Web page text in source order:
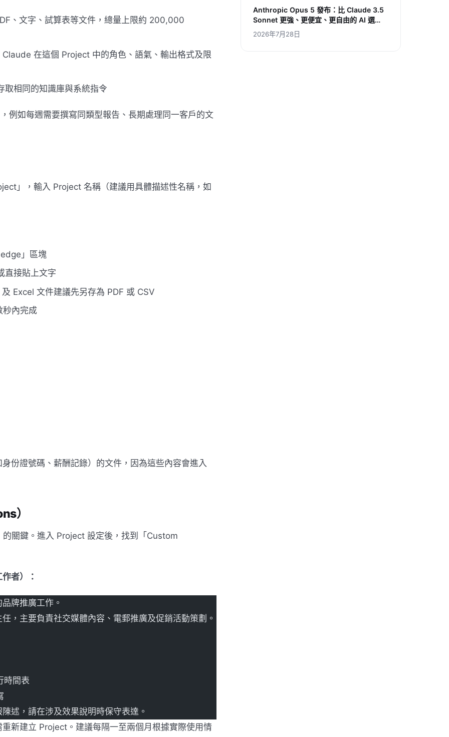
、文字、試算表等文件，總量上限約 200,000
Claude 在這個 Project 中的角色、語氣、輸出格式及限
相同的知識庫與系統指令
例如每週需要撰寫同類型報告、長期處理同一客戶的文
」，輸入 Project 名稱（建議用具體描述性名稱，如
」區塊
直接貼上文字
Excel 文件建議先另存為 PDF 或 CSV
秒內完成
份證號碼、薪酬記錄）的文件，因為這些內容會進入
）
關鍵。進入 Project 設定後，找到「Custom
者）：
牌推廣工作。
，主要負責社交媒體內容、電郵推廣及促銷活動策劃。
時間表
述，請在涉及效果說明時保守表達。
新建立 Project。建議每隔一至兩個月根據實際使用情
Anthropic Opus 5 發布：比 Claude 3.5
Sonnet 更強、更便宜、更自由的 AI 選
擇，香港用家如何受惠？
2026年7月28日